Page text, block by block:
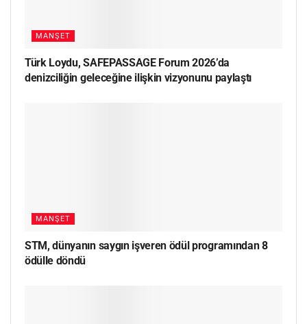
MANŞET
Türk Loydu, SAFEPASSAGE Forum 2026’da
denizciliğin geleceğine ilişkin vizyonunu paylaştı
MANŞET
STM, dünyanın saygın işveren ödül programından 8
ödülle döndü